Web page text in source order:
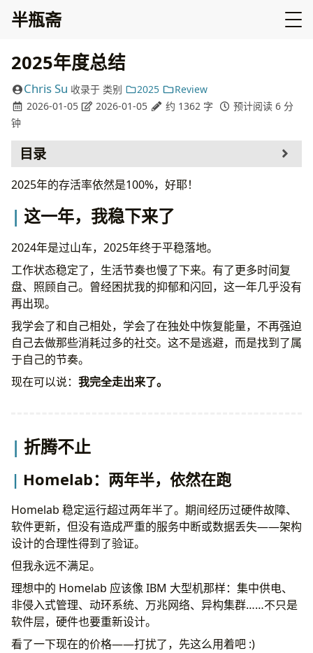
半瓶斋
2025年度总结
Chris Su 收录于 类别 2025
Review
2026-01-05
2026-01-05 约 1362 字
预计阅读 6 分
钟
目录
这一年，我稳下来了
Homelab：两年半，依然在跑
慈善：4872 元，和一些来信
技术写作：宁缺毋滥
创业思考：技术向善
2026 计划
内容创作
慈善
个人成长
后记
2025年的存活率依然是100%，好耶！
这一年，我稳下来了
2024年是过山车，2025年终于平稳落地。
工作状态稳定了，生活节奏也慢了下来。有了更多时间复
盘、照顾自己。曾经困扰我的抑郁和闪回，这一年几乎没有
再出现。
我学会了和自己相处，学会了在独处中恢复能量，不再强迫
自己去做那些消耗过多的社交。这不是逃避，而是找到了属
于自己的节奏。
现在可以说： 我完全走出来了。
折腾不止
Homelab：两年半，依然在跑
Homelab 稳定运行超过两年半了。期间经历过硬件故障、
软件更新，但没有造成严重的服务中断或数据丢失——架构
设计的合理性得到了验证。
但我永远不满足。
理想中的 Homelab 应该像 IBM 大型机那样：集中供电、
非侵入式管理、动环系统、万兆网络、异构集群……不只是
软件层，硬件也要重新设计。
看了一下现在的价格——打扰了，先这么用着吧 :)